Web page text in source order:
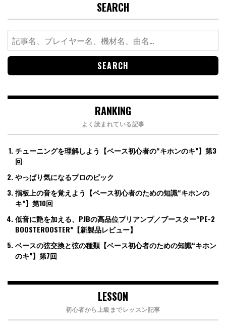
SEARCH
Search
for:
RANKING
よく読まれている記事
チューニングを理解しよう【ベース初心者の“キホンのキ”】第3
回
やっぱり気になるプロのピック
指板上の音を覚えよう【ベース初心者のための知識“キホンの
キ”】第10回
低音に艶を加える、PJBの高品位プリアンプ／ブースター“PE-2
BOOSTEROOSTER”【新製品レビュー】
ベースの弦交換と弦の種類【ベース初心者のための知識“キホン
のキ”】第7回
LESSON
初心者から上級までレッスン記事